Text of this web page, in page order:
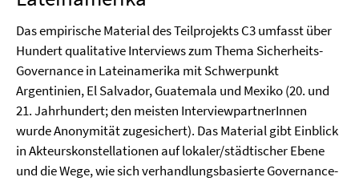
Das empirische Material des Teilprojekts C3 umfasst über
Hundert qualitative Interviews zum Thema Sicherheits-
Governance in Lateinamerika mit Schwerpunkt
Argentinien, El Salvador, Guatemala und Mexiko (20. und
21. Jahrhundert; den meisten InterviewpartnerInnen
wurde Anonymität zugesichert). Das Material gibt Einblick
in Akteurskonstellationen auf lokaler/städtischer Ebene
und die Wege, wie sich verhandlungsbasierte Governance-